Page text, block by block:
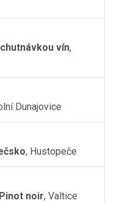
vín,
Dunajovice
, Hustopeče
noir, Valtice